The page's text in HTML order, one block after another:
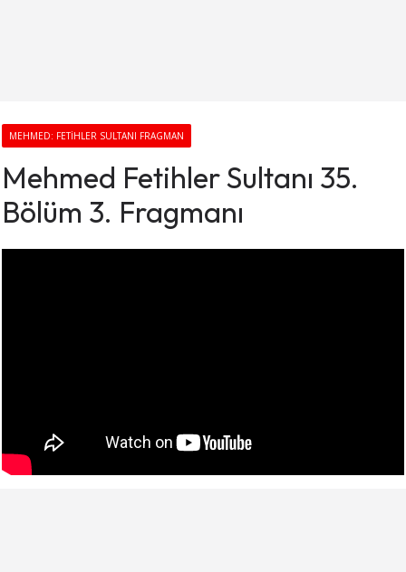
MEHMED: FETIHLER SULTANI FRAGMAN
Mehmed Fetihler Sultanı 35.
Bölüm 3. Fragmanı